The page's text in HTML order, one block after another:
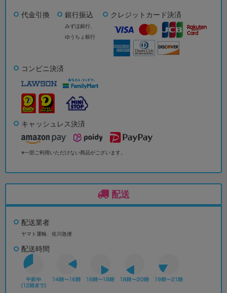
代金引換 銀行振込
みずほ銀行、
ゆうちょ銀行
クレジットカード決済
コンビニ決済
キャッシュレス決済
※一部ご利用いただけない商品がございます。
配送
配送業者
ヤマト運輸、佐川急便
配送時間